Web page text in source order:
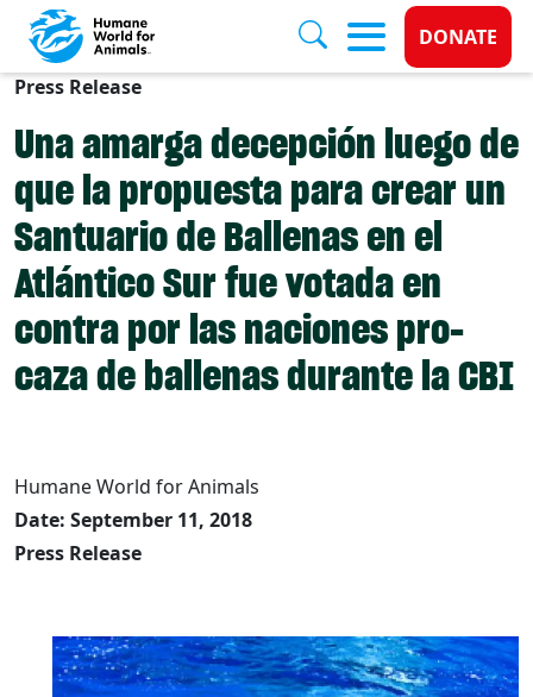
Skip to main content
Donate
DONATE
Press Release
Una amarga decepción luego de
que la propuesta para crear un
Santuario de Ballenas en el
Atlántico Sur fue votada en
contra por las naciones pro-
caza de ballenas durante la CBI
Humane World for Animals
Date: September 11, 2018
Press Release